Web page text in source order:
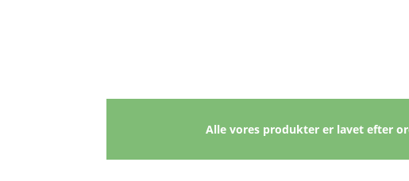
Alle vores produkter er lavet efter